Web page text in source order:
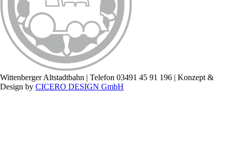
Wittenberger Altstadtbahn | Telefon 03491 45 91 196 | Konzept &
Design by CICERO DESIGN GmbH